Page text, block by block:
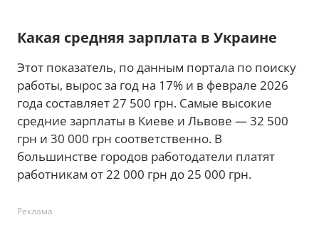
Какая средняя зарплата в Украине
Этот показатель, по данным портала по поиску
работы, вырос за год на 17% и в феврале 2026
года составляет 27 500 грн. Самые высокие
средние зарплаты в Киеве и Львове — 32 500
грн и 30 000 грн соответственно. В
большинстве городов работодатели платят
работникам от 22 000 грн до 25 000 грн.
Реклама